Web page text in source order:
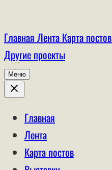
Главная Лента Карта постов
Другие проекты
Меню
Главная
Лента
Карта постов